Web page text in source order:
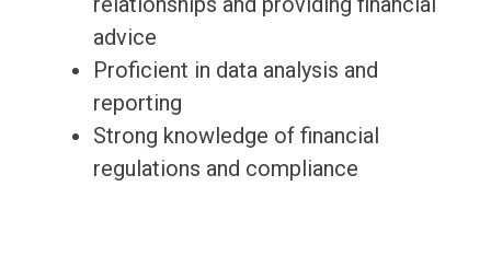
advice
Proficient in data analysis and
reporting
Strong knowledge of financial
regulations and compliance